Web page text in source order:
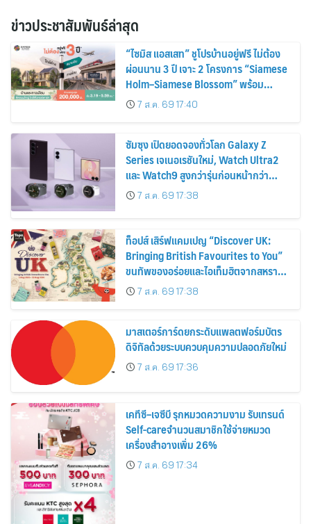
ข่าวประชาสัมพันธ์ล่าสุด
“ไซมิส แอสเสท” ชูโปรบ้านอยู่ฟรี ไม่ต้อง
ผ่อนนาน 3 ปี เจาะ 2 โครงการ “Siamese
Holm–Siamese Blossom” พร้อม
ส่วนลดและสิทธิพิเศษถึง 31 สิงหาคม
2569
7 ส.ค. 69 17:40
ซัมซุง เปิดยอดจองทั่วโลก Galaxy Z
Series เจเนอเรชันใหม่, Watch Ultra2
และ Watch9 สูงกว่ารุ่นก่อนหน้ากว่า
30%7 ส.ค. 69 17:38
ท็อปส์ เสิร์ฟแคมเปญ “Discover UK:
Bringing British Favourites to You”
ขนทัพของอร่อยและไอเท็มฮิตจากสหราช
อาณาจักร ส่งตรงถึงมือตั้งแต่วันนี้ – 18
สิงหาคมนี้
7 ส.ค. 69 17:38
มาสเตอร์การ์ดยกระดับแพลตฟอร์มบัตร
ดิจิทัลด้วยระบบควบคุมความปลอดภัยใหม่
7 ส.ค. 69 17:36
เคทีซี–เจซีบี รุกหมวดความงาม รับเทรนด์
Self-careจำนวนสมาชิกใช้จ่ายหมวด
เครื่องสำอางเพิ่ม 26%
7 ส.ค. 69 17:34